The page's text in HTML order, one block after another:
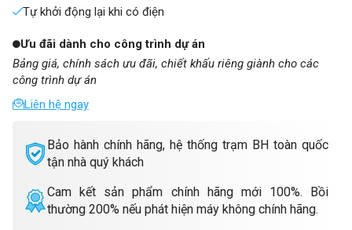
Tự khởi động lại khi có điện
Bảo hành chính hãng, hệ thống trạm BH toàn quốc
tận nhà quý khách
Cam kết sản phẩm chính hãng mới 100%. Bồi
thường 200% nếu phát hiện máy không chính hãng.
Ưu đãi dành cho công trình dự án
Bảng giá, chính sách ưu đãi, chiết khấu riêng giành cho các
công trình dự án
Liên hệ ngay